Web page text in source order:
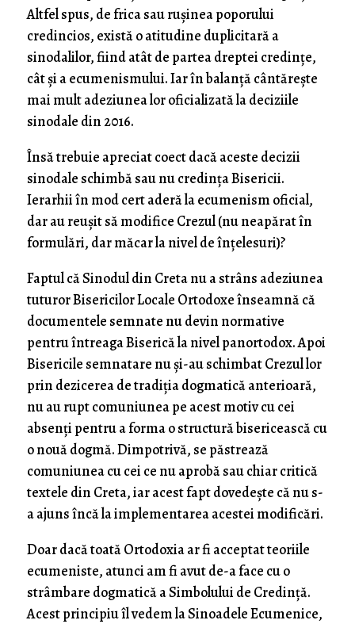
Altfel spus, de frica sau rușinea poporului
credincios, există o atitudine duplicitară a
sinodalilor, fiind atât de partea dreptei credințe,
cât și a ecumenismului. Iar în balanță cântărește
mai mult adeziunea lor oficializată la deciziile
sinodale din 2016.
Însă trebuie apreciat coect dacă aceste decizii
sinodale schimbă sau nu credința Bisericii.
Ierarhii în mod cert aderă la ecumenism oficial,
dar au reușit să modifice Crezul (nu neapărat în
formulări, dar măcar la nivel de înțelesuri)?
Faptul că Sinodul din Creta nu a strâns adeziunea
tuturor Bisericilor Locale Ortodoxe înseamnă că
documentele semnate nu devin normative
pentru întreaga Biserică la nivel panortodox. Apoi
Bisericile semnatare nu și-au schimbat Crezul lor
prin dezicerea de tradiția dogmatică anterioară,
nu au rupt comuniunea pe acest motiv cu cei
absenți pentru a forma o structură bisericească cu
o nouă dogmă. Dimpotrivă, se păstrează
comuniunea cu cei ce nu aprobă sau chiar critică
textele din Creta, iar acest fapt dovedește că nu s-
a ajuns încă la implementarea acestei modificări.
Doar dacă toată Ortodoxia ar fi acceptat teoriile
ecumeniste, atunci am fi avut de-a face cu o
strâmbare dogmatică a Simbolului de Credință.
Acest principiu îl vedem la Sinoadele Ecumenice,